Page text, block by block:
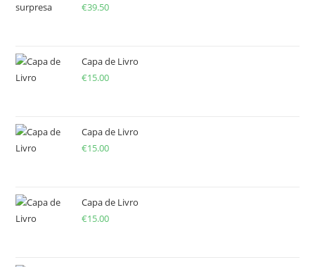
€39.50
Capa de Livro
€15.00
Capa de Livro
€15.00
Capa de Livro
€15.00